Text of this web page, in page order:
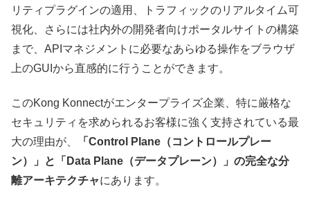
リティプラグインの適用、トラフィックのリアルタイム可
視化、さらには社内外の開発者向けポータルサイトの構築
まで、APIマネジメントに必要なあらゆる操作をブラウザ
上のGUIから直感的に行うことができます。
このKong Konnectがエンタープライズ企業、特に厳格な
セキュリティを求められるお客様に強く支持されている最
大の理由が、
「Control Plane（コントロールプレー
ン）」と「Data Plane（データプレーン）」の完全な分
離アーキテクチャにあります。